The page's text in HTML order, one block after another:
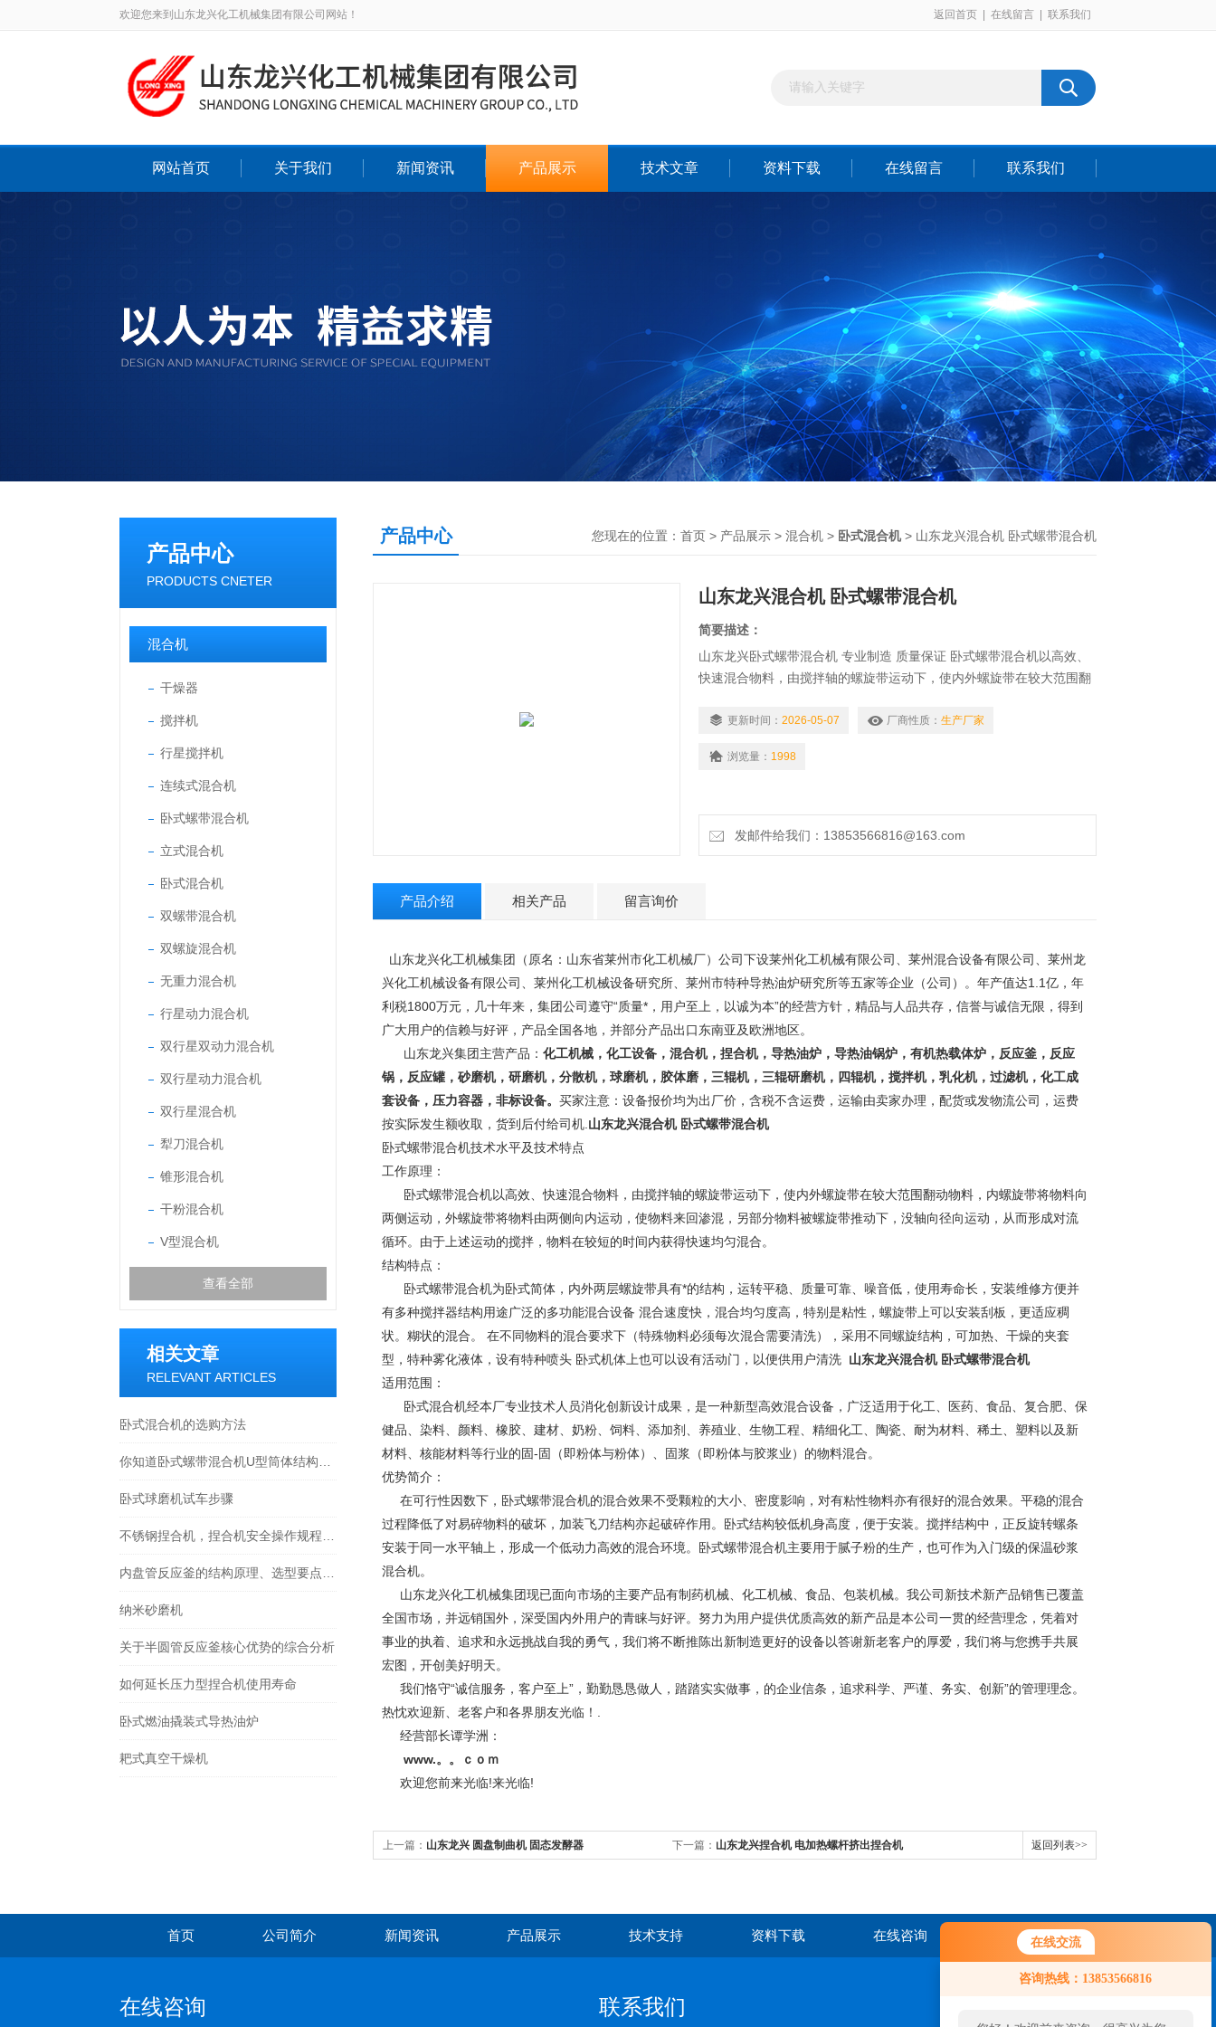
在线交流
咨询热线：13853566816
欢迎您来到山东龙兴化工机械集团有限公司网站！ 返回首页 在线留言 联系我们
网站首页 关于我们 新闻资讯 产品展示 技术文章 资料下载 在线留言 联系我们
产品中心
PRODUCTS CNETER
混合机
干燥器
搅拌机
行星搅拌机
连续式混合机
卧式螺带混合机
立式混合机
卧式混合机
双螺带混合机
双螺旋混合机
无重力混合机
行星动力混合机
双行星双动力混合机
双行星动力混合机
双行星混合机
犁刀混合机
锥形混合机
干粉混合机
V型混合机
查看全部
相关文章
RELEVANT ARTICLES
卧式混合机的选购方法
卧式球磨机试车步骤
纳米砂磨机
关于半圆管反应釜核心优势的综合分析
如何延长压力型捏合机使用寿命
卧式燃油撬装式导热油炉
耙式真空干燥机
产品中心 您现在的位置： 首页 > 产品展示 > 混合机 > 卧式混合机> 山东龙兴混合机 卧式螺带混合机
山东龙兴混合机 卧式螺带混合机
简要描述：
山东龙兴卧式螺带混合机 专业制造 质量保证 卧式螺带混合机以高效、
快速混合物料，由搅拌轴的螺旋带运动下，使内外螺旋带在较大范围翻
动，使物料来回渗混，另部分物料被螺旋带推动下，没轴向径向运动，
更新时间： 2026-05-07 厂商性质： 生产厂家
浏览量： 1998
发邮件给我们：13853566816@163.com
产品介绍 相关产品 留言询价
山东龙兴化工机械集团（原名：山东省莱州市化工机械厂）公司下设莱州化工机械有限公司、莱州混合设备有限公司、莱州龙
兴化工机械设备有限公司、莱州化工机械设备研究所、莱州市特种导热油炉研究所等五家等企业（公司）。年产值达1.1亿，年
利税1800万元，几十年来，集团公司遵守“质量*，用户至上，以诚为本”的经营方针，精品与人品共存，信誉与诚信无限，得到
广大用户的信赖与好评，产品全国各地，并部分产品出口东南亚及欧洲地区。
山东龙兴集团主营产品： 化工机械，化工设备，混合机，捏合机，导热油炉，导热油锅炉，有机热载体炉，反应釜，反应
锅，反应罐，砂磨机，研磨机，分散机，球磨机，胶体磨，三辊机，三辊研磨机，四辊机，搅拌机，乳化机，过滤机，化工成
套设备，压力容器，非标设备。 买家注意：设备报价均为出厂价，含税不含运费，运输由卖家办理，配货或发物流公司，运费
按实际发生额收取，货到后付给司机. 山东龙兴混合机 卧式螺带混合机
卧式螺带混合机技术水平及技术特点
工作原理：
卧式螺带混合机以高效、快速混合物料，由搅拌轴的螺旋带运动下，使内外螺旋带在较大范围翻动物料，内螺旋带将物料向
两侧运动，外螺旋带将物料由两侧向内运动，使物料来回渗混，另部分物料被螺旋带推动下，没轴向径向运动，从而形成对流
循环。由于上述运动的搅拌，物料在较短的时间内获得快速均匀混合。
结构特点：
卧式螺带混合机为卧式简体，内外两层螺旋带具有*的结构，运转平稳、质量可靠、噪音低，使用寿命长，安装维修方便并
有多种搅拌器结构用途广泛的多功能混合设备 混合速度快，混合均匀度高，特别是粘性，螺旋带上可以安装刮板，更适应稠
状。糊状的混合。 在不同物料的混合要求下（特殊物料必须每次混合需要清洗），采用不同螺旋结构，可加热、干燥的夹套
型，特种雾化液体，设有特种喷头 卧式机体上也可以设有活动门，以便供用户清洗 山东龙兴混合机 卧式螺带混合机
适用范围：
卧式混合机经本厂专业技术人员消化创新设计成果，是一种新型高效混合设备，广泛适用于化工、医药、食品、复合肥、保
健品、染料、颜料、橡胶、建材、奶粉、饲料、添加剂、养殖业、生物工程、精细化工、陶瓷、耐为材料、稀土、塑料以及新
材料、核能材料等行业的固-固（即粉体与粉体）、固浆（即粉体与胶浆业）的物料混合。
优势简介：
在可行性因数下，卧式螺带混合机的混合效果不受颗粒的大小、密度影响，对有粘性物料亦有很好的混合效果。平稳的混合
过程降低了对易碎物料的破坏，加装飞刀结构亦起破碎作用。卧式结构较低机身高度，便于安装。搅拌结构中，正反旋转螺条
安装于同一水平轴上，形成一个低动力高效的混合环境。卧式螺带混合机主要用于腻子粉的生产，也可作为入门级的保温砂浆
混合机。
山东龙兴化工机械集团现已面向市场的主要产品有制药机械、化工机械、食品、包装机械。我公司新技术新产品销售已覆盖
全国市场，并远销国外，深受国内外用户的青睐与好评。努力为用户提供优质高效的新产品是本公司一贯的经营理念，凭着对
事业的执着、追求和永远挑战自我的勇气，我们将不断推陈出新制造更好的设备以答谢新老客户的厚爱，我们将与您携手共展
宏图，开创美好明天。
我们恪守“诚信服务，客户至上”，勤勤恳恳做人，踏踏实实做事，的企业信条，追求科学、严谨、务实、创新”的管理理念。
热忱欢迎新、老客户和各界朋友光临！.
经营部长谭学洲：
www.。。ｃｏｍ
欢迎您前来光临!来光临!
上一篇： 山东龙兴 圆盘制曲机 固态发酵器 下一篇： 山东龙兴捏合机 电加热螺杆挤出捏合机 返回列表>>
首页 公司简介 新闻资讯 产品展示 技术支持 资料下载 在线咨询 联系我们
在线咨询 联系我们